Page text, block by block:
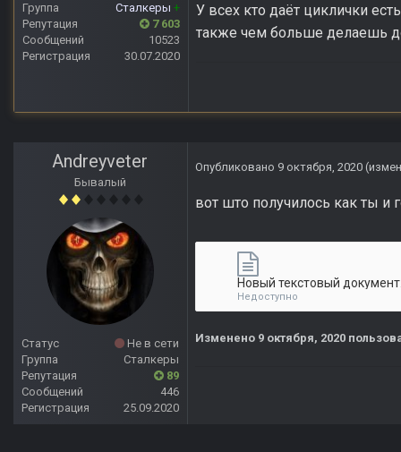
Группа
Сталкеры +
Репутация
7 603
Сообщений
10523
Регистрация
30.07.2020
У всех кто даёт циклички
также чем больше делаешь
Andreyveter
Бывалый
Статус
Не в сети
Группа
Сталкеры
Репутация
89
Сообщений
446
Регистрация
25.09.2020
Опубликовано 9 октября, 2020
вот што получилось как ты и
Новый текстовый
Недоступно
Изменено 9 октября, 2020